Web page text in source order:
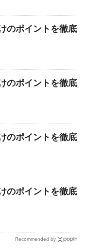
のポイントを徹底
のポイントを徹底
のポイントを徹底
のポイントを徹底
Recommended by